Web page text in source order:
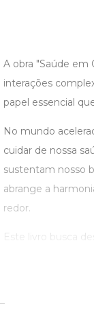
A obra "Saúde em
interações
papel essencial
No mundo
cuidar de nossa
sustentam nosso
abrange a
redor.
Este livro busca